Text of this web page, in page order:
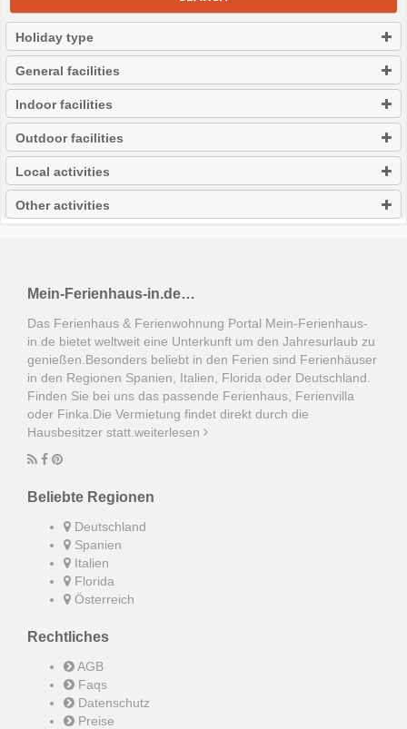
Holiday type
General facilities
Indoor facilities
Outdoor facilities
Local activities
Other activities
Mein-Ferienhaus-in.de…
Das Ferienhaus & Ferienwohnung Portal Mein-Ferienhaus-
in.de bietet weltweit eine Unterkunft um den Jahresurlaub zu
genießen.Besonders beliebt in den Ferien sind Ferienhäuser
in den Regionen Spanien, Italien, Florida oder Deutschland.
Finden Sie bei uns das passende Ferienhaus, Ferienvilla
oder Finka.Die Vermietung findet direkt durch die
Hausbesitzer statt. weiterlesen
Beliebte Regionen
Deutschland
Spanien
Italien
Florida
Österreich
Rechtliches
AGB
Faqs
Datenschutz
Preise